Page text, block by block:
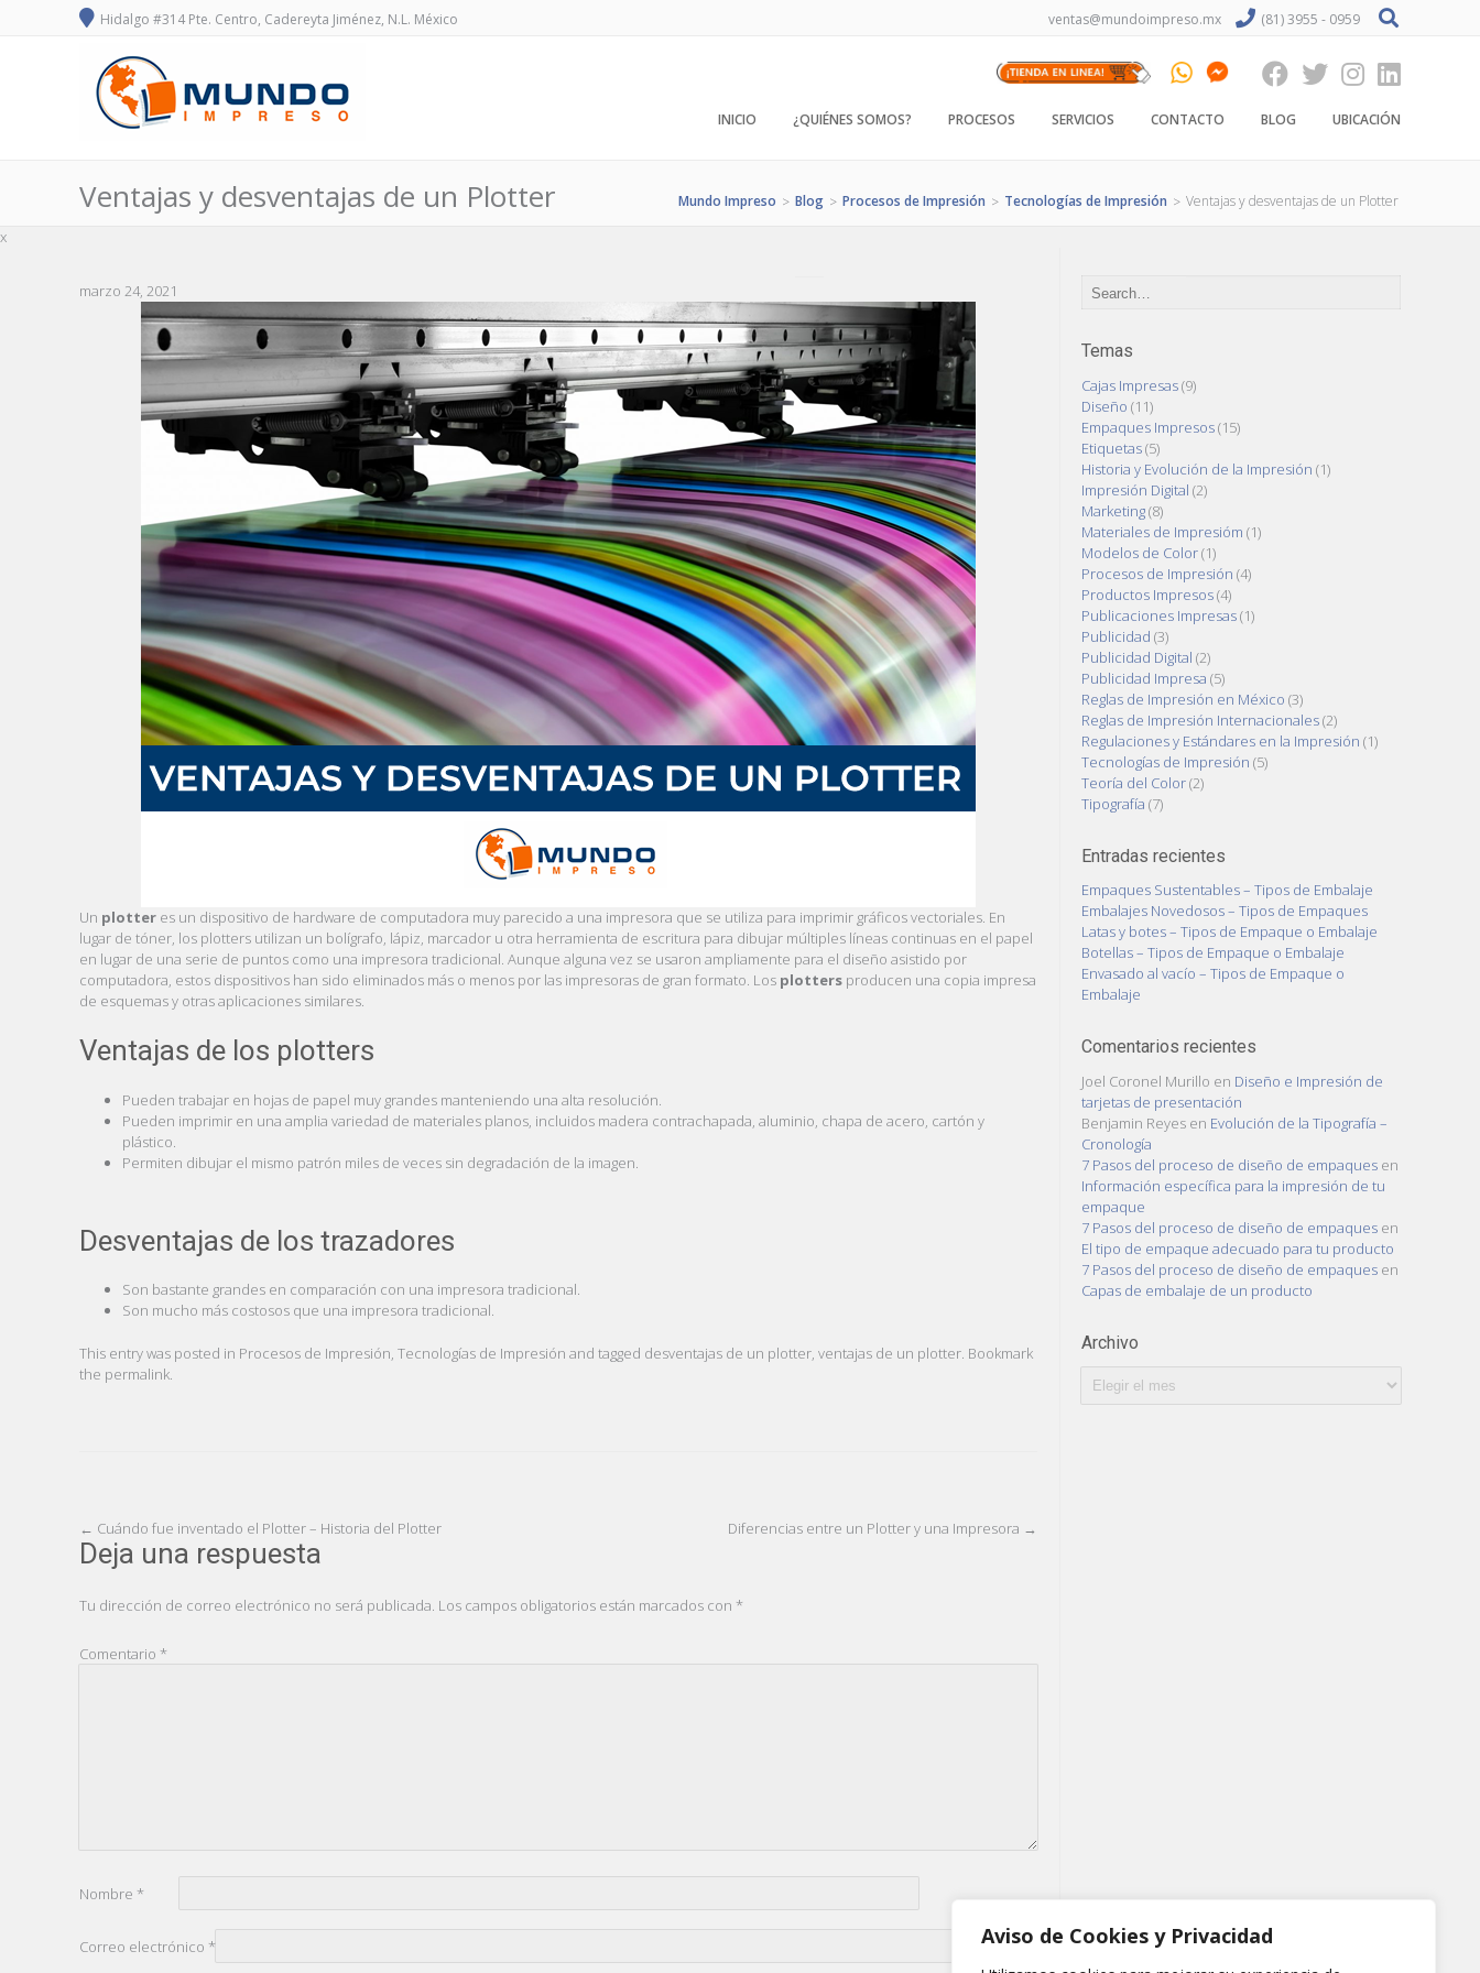
Aviso de Cookies y Privacidad
Hidalgo #314 Pte. Centro, Cadereyta Jiménez, N.L. México ventas@mundoimpreso.mx (81) 3955 - 0959
INICIO ¿QUIÉNES SOMOS? PROCESOS SERVICIOS CONTACTO BLOG UBICACIÓN
Ventajas y desventajas de un Plotter Mundo Impreso > Blog > Procesos de Impresión > Tecnologías de Impresión > Ventajas y desventajas de un Plotter
x
marzo 24, 2021
Un plotter es un dispositivo de hardware de computadora muy parecido a una impresora que se utiliza para imprimir gráficos vectoriales. En
lugar de tóner, los plotters utilizan un bolígrafo, lápiz, marcador u otra herramienta de escritura para dibujar múltiples líneas continuas en el papel
en lugar de una serie de puntos como una impresora tradicional. Aunque alguna vez se usaron ampliamente para el diseño asistido por
computadora, estos dispositivos han sido eliminados más o menos por las impresoras de gran formato. Los plotters producen una copia impresa
de esquemas y otras aplicaciones similares.
Ventajas de los plotters
Pueden trabajar en hojas de papel muy grandes manteniendo una alta resolución.
Pueden imprimir en una amplia variedad de materiales planos, incluidos madera contrachapada, aluminio, chapa de acero, cartón y
plástico.
Permiten dibujar el mismo patrón miles de veces sin degradación de la imagen.
Desventajas de los trazadores
Son bastante grandes en comparación con una impresora tradicional.
Son mucho más costosos que una impresora tradicional.
This entry was posted in Procesos de Impresión, Tecnologías de Impresión and tagged desventajas de un plotter, ventajas de un plotter. Bookmark
the permalink.
Post
navigation
← Cuándo fue inventado el Plotter – Historia del Plotter Diferencias entre un Plotter y una Impresora →
Deja una respuesta
Tu dirección de correo electrónico no será publicada. Los campos obligatorios están marcados con *
Comentario *
Nombre *
Correo electrónico *
Temas
Cajas Impresas(9)
Diseño (11)
Empaques Impresos(15)
Etiquetas(5)
Historia y Evolución de la Impresión (1)
Impresión Digital (2)
Marketing(8)
Materiales de Impresióm (1)
Modelos de Color(1)
Procesos de Impresión (4)
Productos Impresos(4)
Publicaciones Impresas(1)
Publicidad (3)
Publicidad Digital (2)
Publicidad Impresa (5)
Reglas de Impresión en México (3)
Reglas de Impresión Internacionales(2)
Regulaciones y Estándares en la Impresión (1)
Tecnologías de Impresión (5)
Teoría del Color(2)
Tipografía (7)
Entradas recientes
Empaques Sustentables – Tipos de Embalaje
Embalajes Novedosos – Tipos de Empaques
Latas y botes – Tipos de Empaque o Embalaje
Botellas – Tipos de Empaque o Embalaje
Envasado al vacío – Tipos de Empaque o
Embalaje
Comentarios recientes
Joel Coronel Murillo en Diseño e Impresión de
tarjetas de presentación
Benjamin Reyes en Evolución de la Tipografía –
Cronología
7 Pasos del proceso de diseño de empaques en
Información específica para la impresión de tu
empaque
7 Pasos del proceso de diseño de empaques en
El tipo de empaque adecuado para tu producto
7 Pasos del proceso de diseño de empaques en
Capas de embalaje de un producto
Archivo
Archivo